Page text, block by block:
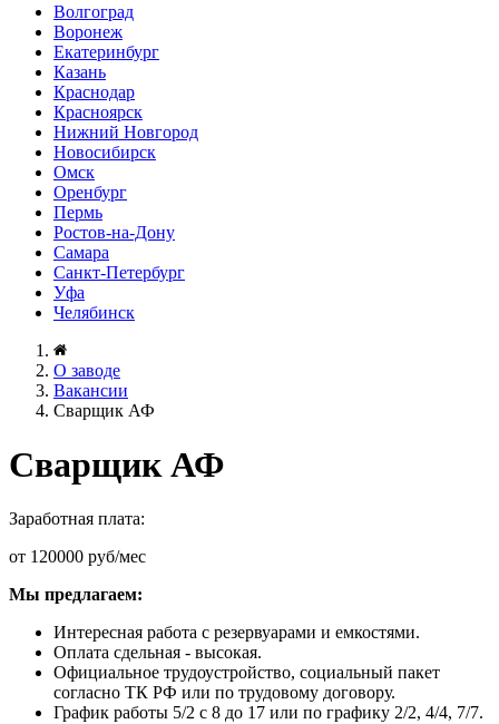
Волгоград
Воронеж
Екатеринбург
Казань
Краснодар
Красноярск
Нижний Новгород
Новосибирск
Омск
Оренбург
Пермь
Ростов-на-Дону
Самара
Санкт-Петербург
Уфа
Челябинск
О заводе
Вакансии
Сварщик АФ
Сварщик АФ
Заработная плата:
от 120000 руб/мес
Мы предлагаем:
Интересная работа с резервуарами и емкостями.
Оплата сдельная - высокая.
Официальное трудоустройство, социальный пакет
согласно ТК РФ или по трудовому договору.
График работы 5/2 с 8 до 17 или по графику 2/2, 4/4, 7/7.